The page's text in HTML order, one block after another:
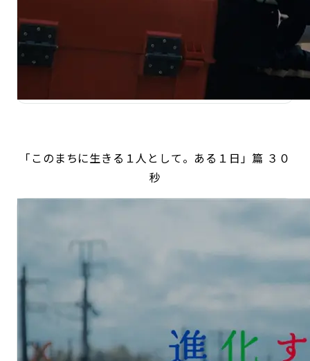
「このまちに生きる１人として。ある１日」篇 ３０
秒